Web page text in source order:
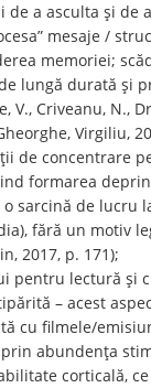
de a asculta și de
mesaje /
memoriei;
lungă durată și
V., Criveanu, N.,
Virgiliu,
de concentrare
formarea
sarcină de lucru
fără un motiv
2017, p. 171);
pentru lectură și
– acest
cu filmele/
abundența
corticală,